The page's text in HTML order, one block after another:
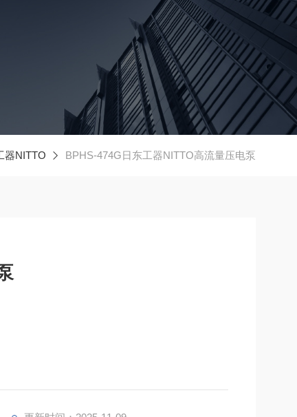
器NITTO BPHS-474G日东工器NITTO高流量压电泵
动小，可方便地调节流量功耗极低且不产生电磁